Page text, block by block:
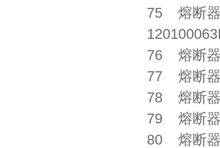
75 熔断器
76 熔断
77 熔断
78 熔断
79 熔断器
80 熔断器